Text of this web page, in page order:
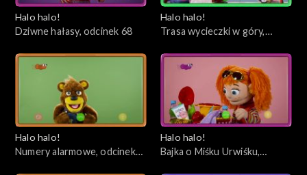
Halo halo!
Dziwne hałasy, odcinek 68
Halo halo!
Trasa wycieczki w góry,
Halo halo!
Numery alarmowe, odcinek
Halo halo!
Bajka o Miśku Urwiśku,